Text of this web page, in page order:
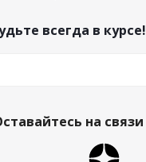
всегда в курсе!
на связи